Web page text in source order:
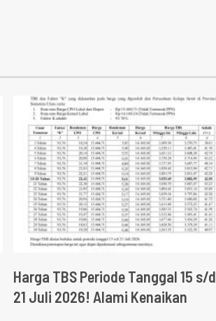
Harga TBS Periode Tanggal 15 s/d
21 Juli 2026! Alami Kenaikan